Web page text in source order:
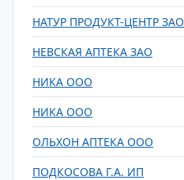
НАТУР ПРОДУКТ-ЦЕНТР ЗАО
НЕВСКАЯ АПТЕКА ЗАО
НИКА ООО
НИКА ООО
ОЛЬХОН АПТЕКА ООО
ПОДКОСОВА Г.А. ИП